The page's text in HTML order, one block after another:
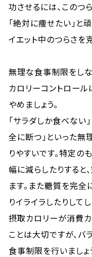
功させるには、このつ
「絶対に痩せたい」と
イエット中のつらさを
無理な食事制限をし
カロリーコントロー
やめましょう。
「サラダしか食べない
全に断つ」といった無
りやすいです。特定
幅に減らしたりすると
ます。また糖質を完全
りイライラしたりして
摂取カロリーが消費
ことは大切ですが、バ
食事制限を行いましょ